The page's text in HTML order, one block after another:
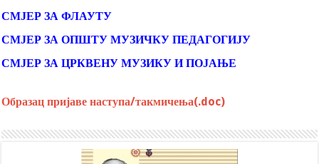
СМЈЕР ЗА ФЛАУТУ
СМЈЕР ЗА ОПШТУ МУЗИЧКУ ПЕДАГОГИЈУ
СМЈЕР ЗА ЦРКВЕНУ МУЗИКУ И ПОЈАЊЕ
Образац пријаве наступа/такмичења(.doc)